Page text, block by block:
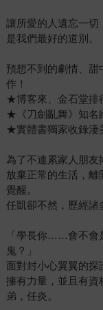
讓所愛的人遺忘一切
是我們最好的道別。
預想不到的劇情、甜
作！
★博客來、金石堂排
★《刀劍亂舞》知名
★實體書獨家收錄淒
為了不連累家人朋友
放棄正常的生活，
覺醒。
任凱卻不然，歷經諸
「學長你……會不會
鬼？」
面對封小心翼翼的探
擁有力量，並且有資
弟，任炎。